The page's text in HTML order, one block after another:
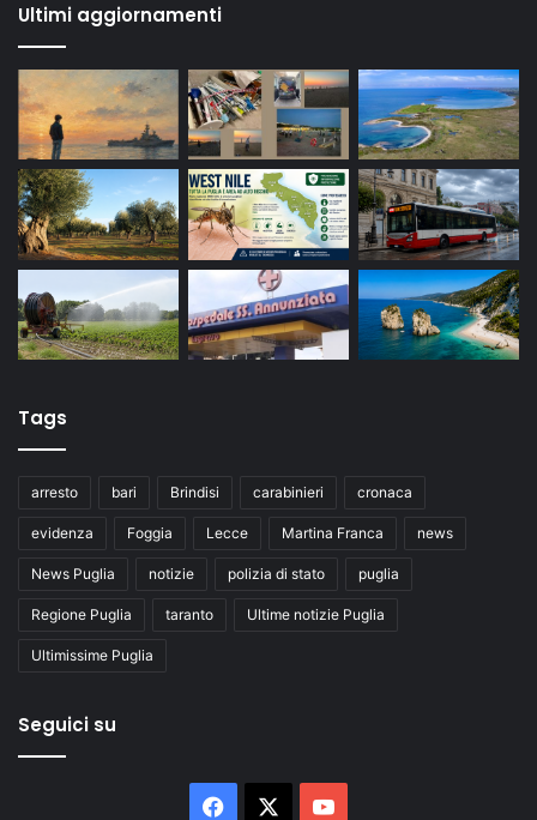
Ultimi aggiornamenti
Tags
arresto bari Brindisi carabinieri cronaca
evidenza Foggia Lecce Martina Franca news
News Puglia notizie polizia di stato puglia
Regione Puglia taranto Ultime notizie Puglia
Ultimissime Puglia
Seguici su
Facebook